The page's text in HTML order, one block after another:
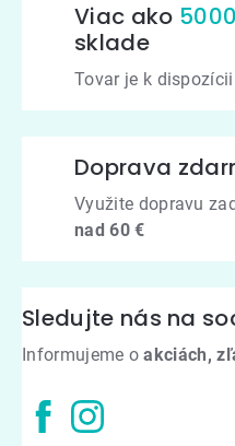
Viac ako 5000
sklade
Tovar je k
Doprava
Využite dopravu
nad 60 €
Sledujte nás na
Informujeme oakciách,